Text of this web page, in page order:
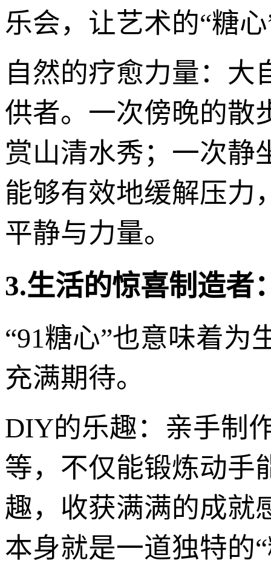
乐会，让艺术的“糖
自然的疗愈力量：大
供者。一次傍晚的散
赏山清水秀；一次静
能够有效地缓解压力
平静与力量。
3.生活的惊喜制造者
“91糖心”也意味着为
充满期待。
DIY的乐趣：亲手制
等，不仅能锻炼动手
趣，收获满满的成就
本身就是一道独特的